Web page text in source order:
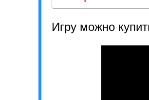
Игру можно